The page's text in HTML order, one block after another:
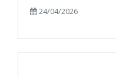
24/04/2026